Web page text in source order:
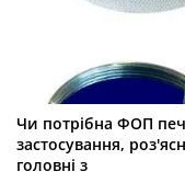
Чи потрібна ФОП
застосування,
головні з